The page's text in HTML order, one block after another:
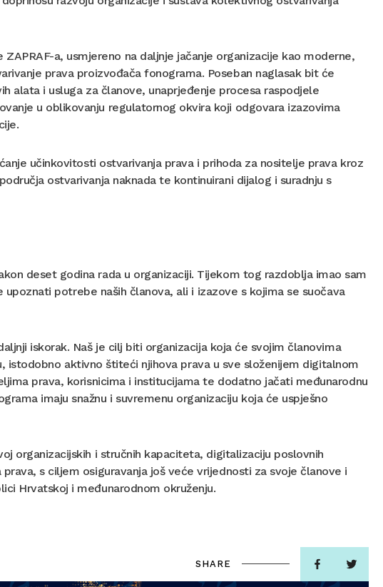
a, usmjereno na daljnje jačanje organizacije kao moderne,
prava proizvođača fonograma. Poseban naglasak bit će
alata i usluga za članove, unaprjeđenje procesa raspodjele
u oblikovanju regulatornog okvira koji odgovara izazovima
učinkovitosti ostvarivanja prava i prihoda za nositelje prava kroz
ostvarivanja naknada te kontinuirani dijalog i suradnju s
deset godina rada u organizaciji. Tijekom tog razdoblja imao sam
potrebe naših članova, ali i izazove s kojima se suočava
iskorak. Naš je cilj biti organizacija koja će svojim članovima
istodobno aktivno štiteći njihova prava u sve složenijem digitalnom
prava, korisnicima i institucijama te dodatno jačati međunarodnu
imaju snažnu i suvremenu organizaciju koja će uspješno
organizacijskih i stručnih kapaciteta, digitalizaciju poslovnih
s ciljem osiguravanja još veće vrijednosti za svoje članove i
Hrvatskoj i međunarodnom okruženju.
SHARE